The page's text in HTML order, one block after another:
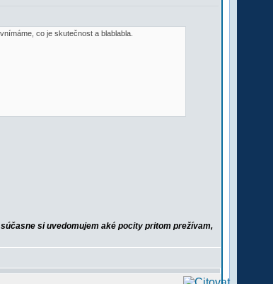
co je skutečnost a blablabla.
si uvedomujem aké pocity pritom prežívam,